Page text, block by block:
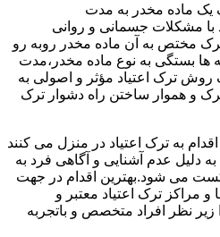
ماده مخدر به مدت
مشکلات جسمانی و روانی
مختص به آن ماده مخدر روبه رو
بستگی به نوع ماده مخدر،مدت
ترک اعتیاد مؤثر و اصولی به
و هموار ساختن راه دشوار ترک
به ترک اعتیاد در منزل می کنند
به دلیل عدم آشنایی و آگاهی فرد به
می شود.بهترین اقدام در جهت
و مراکز ترک اعتیاد معتبر و
نظر افراد متخصص و باتجربه